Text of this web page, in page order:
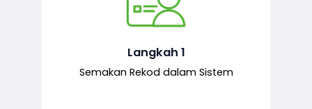
Langkah 1
Semakan Rekod dalam Sistem
Semakan ke atas sejarah permohonan
yang pernah dibuat oleh pemohon,